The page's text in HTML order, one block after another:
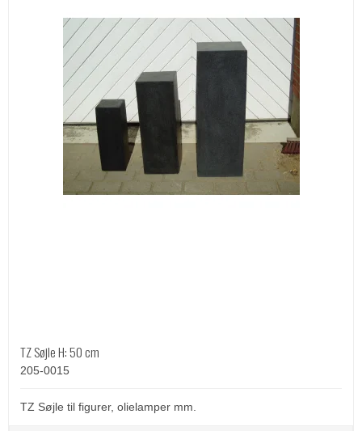
TZ Søjle H: 50 cm
205-0015
TZ Søjle til figurer, olielamper mm.